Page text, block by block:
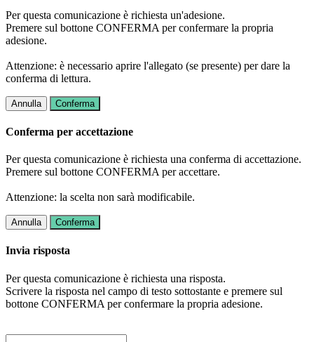
Per questa comunicazione è richiesta un'adesione.
Premere sul bottone CONFERMA per confermare la propria
adesione.
Attenzione: è necessario aprire l'allegato (se presente) per dare la
conferma di lettura.
Annulla Conferma
Conferma per accettazione
Per questa comunicazione è richiesta una conferma di accettazione.
Premere sul bottone CONFERMA per accettare.
Attenzione: la scelta non sarà modificabile.
Annulla Conferma
Invia risposta
Per questa comunicazione è richiesta una risposta.
Scrivere la risposta nel campo di testo sottostante e premere sul
bottone CONFERMA per confermare la propria adesione.